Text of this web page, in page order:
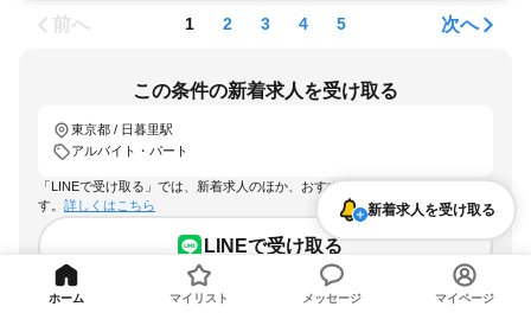
前へ 1 2 3 4 5 次へ
この条件の新着求人を受け取る
東京都 / 日暮里駅
アルバイト・パート
「LINEで受け取る」では、新着求人のほか、おすすめ情報なども配信しま
す。 詳しくはこちら
LINEで受け取る
メールで受け取る
新着求人を受け取る
ホーム マイリスト メッセージ マイページ